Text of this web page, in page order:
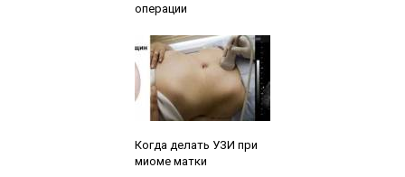
операции
Когда делать УЗИ при
миоме матки